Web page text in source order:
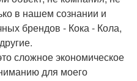
в нашем сознании и
брендов - Кока - Кола,
сложное экономическое
для моего